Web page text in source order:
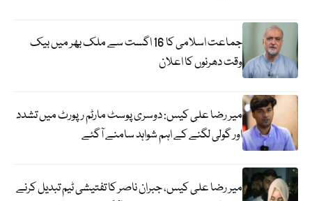
جماعت اسلامی کا 16 اگست سے ملک بھر میں بیک
وقت دھرنوں کا اعلان
میر رضا علی کیس: دوسری پوسٹ مارٹم رپورٹ میں تشدد
اور گولی لگنے کے اہم شواہد سامنے آگئے
میر رضا علی کیس، جبران ناصر کا تفتیشی ٹیم تبدیل کرنے